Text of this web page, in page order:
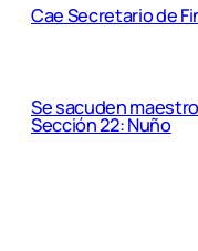
Cae Secretario de
Se sacuden
Sección 22: Nuño